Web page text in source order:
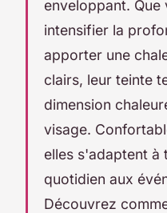
enveloppant. Que
intensifier la
apporter une
clairs, leur teinte
dimension
visage.
elles s'adaptent à
quotidien aux
Découvrez